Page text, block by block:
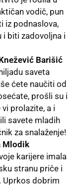
vodič, pun
iz podnaslova,
i biti zadovoljna i
Barišić
saveta
ćete naučiti od
prošli su i
prolazite, a i
savete mladih
za snalaženje!
Mlodik
karijere imala
stranu priče i
Uprkos dobrim